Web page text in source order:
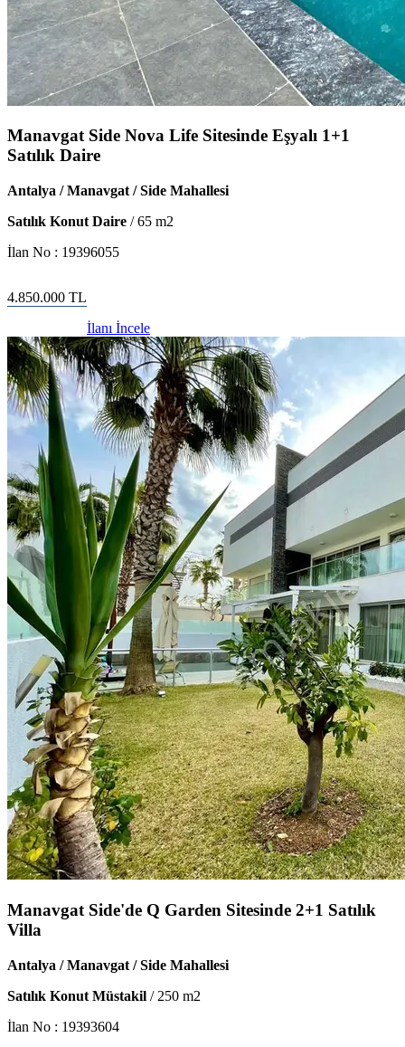
Manavgat Side Nova Life Sitesinde Eşyalı 1+1
Satılık Daire
Antalya / Manavgat / Side Mahallesi
Satılık Konut Daire /65 m2
İlan No : 19396055
4.850.000 TL
İlanı İncele
Manavgat Side'de Q Garden Sitesinde 2+1 Satılık
Villa
Antalya / Manavgat / Side Mahallesi
Satılık Konut Müstakil / 250 m2
İlan No : 19393604